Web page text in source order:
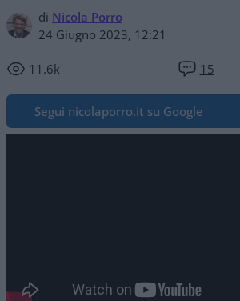
di Nicola Porro
24 Giugno 2023, 12:21
11.6k 15
Segui nicolaporro.it su Google